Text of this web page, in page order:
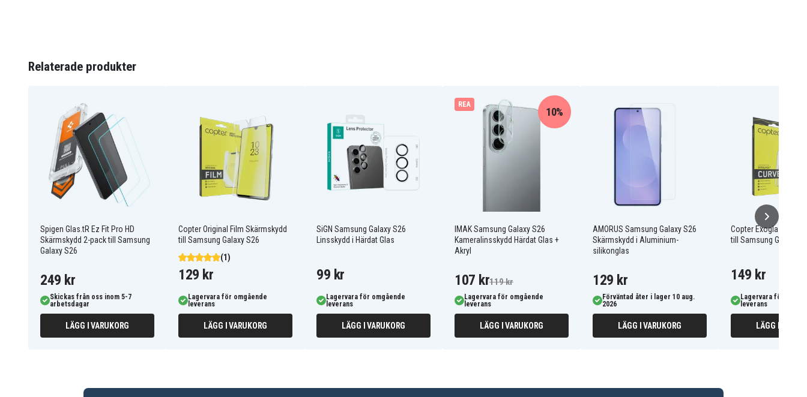
Fingeravtrycksresistent yta, Kristallklar transparens
Fördelar med Spigen Glas.tR Ez Fit Pro HD Skärmskydd till Samsung
Galaxy S26
EZ Fit Pro-system för snabb, exakt och bubbelfri installation
Flerlagerskonstruktion med ultrastarkt 9H härdat glas
Oleofobisk beläggning hjälper till att motverka fingeravtryck
Skyddar mot repor, fall och vardagliga skador
Bibehåller transparens, pekkänslighet och kompatibilitet med Spigen-skal
Artnr 208528
EAN / GTIN 8800337242188
Produkttyp Skärmskydd
Märke Spigen
Transparent
Relaterade produkter
Spigen Glas.tR Ez Fit Pro HD
Skärmskydd 2-pack till Samsung
Galaxy S26
249 kr
Skickas från oss inom 5-7
arbetsdagar
LÄGG I VARUKORG
Copter Original Film Skärmskydd
till Samsung Galaxy S26
(1)
129 kr
Lagervara för omgående
leverans
LÄGG I VARUKORG
SiGN Samsung Galaxy S26
Linsskydd i Härdat Glas
99 kr
Lagervara för omgående
leverans
LÄGG I VARUKORG
REA
IMAK Samsung Galaxy S26
Kameralinsskydd Härdat Glas +
Akryl
10%
107 kr119 kr
Lagervara för omgående
leverans
LÄGG I VARUKORG
AMORUS Samsung Galaxy S26
Skärmskydd i Aluminium-
silikonglas
129 kr
Förväntad åter i lager 10 aug.
2026
LÄGG I VARUKORG
Copter Exoglass Flat
till Samsung Galaxy
149 kr
Lagervara för
leverans
LÄGG I